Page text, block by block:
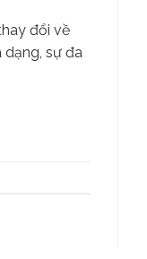
đổi về
dạng, sự đa